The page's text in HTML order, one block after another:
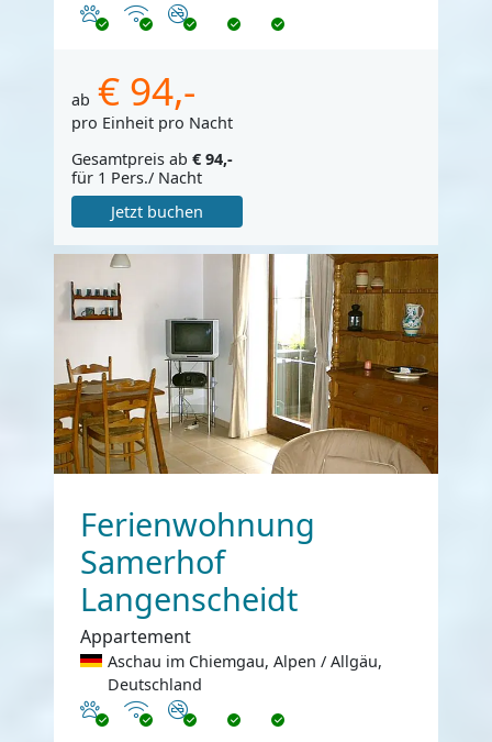
Haustiere erlaubt
InternetNichtraucher
ab € 94,-
pro Einheit pro Nacht
Gesamtpreis ab € 94,-
für 1 Pers./ Nacht
Jetzt buchen
Ferienwohnung
Samerhof
Langenscheidt
Appartement
Aschau im Chiemgau, Alpen / Allgäu,
Deutschland
Haustiere erlaubt
InternetNichtraucher